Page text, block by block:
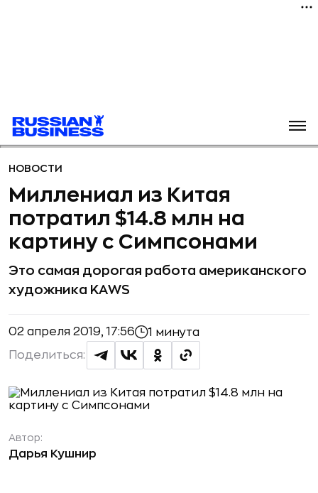
НОВОСТИ
Миллениал из Китая
потратил $14.8 млн на
картину с Симпсонами
Это самая дорогая работа американского
художника KAWS
02 апреля 2019, 17:56 1 минута
Поделиться:
Автор:
Дарья Кушнир